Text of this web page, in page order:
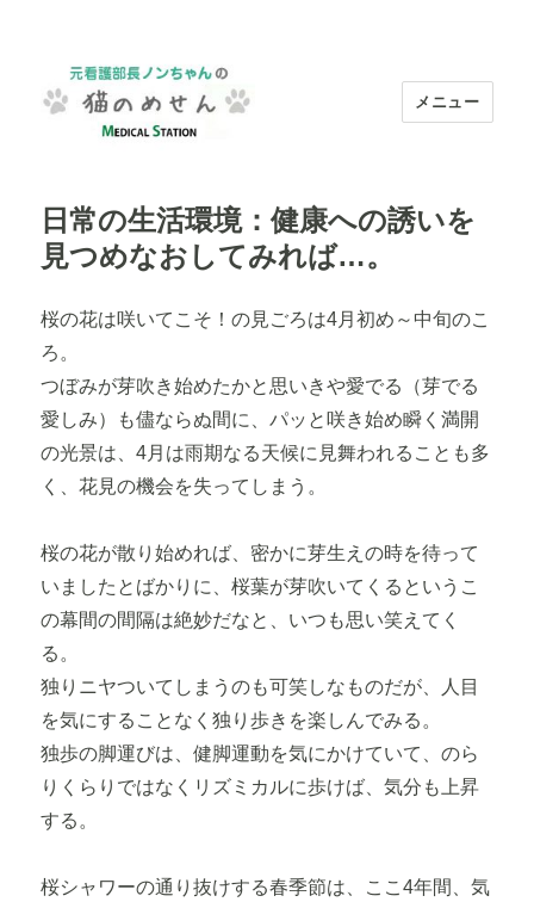
ん"｜看護師求人【メディカルステーシ
ョン】
メニュー
日常の生活環境：健康への誘いを
見つめなおしてみれば…。
桜の花は咲いてこそ！の見ごろは4月初め～中旬のこ
ろ。
つぼみが芽吹き始めたかと思いきや愛でる（芽でる
愛しみ）も儘ならぬ間に、パッと咲き始め瞬く満開
の光景は、4月は雨期なる天候に見舞われることも多
く、花見の機会を失ってしまう。
桜の花が散り始めれば、密かに芽生えの時を待って
いましたとばかりに、桜葉が芽吹いてくるというこ
の幕間の間隔は絶妙だなと、いつも思い笑えてく
る。
独りニヤついてしまうのも可笑しなものだが、人目
を気にすることなく独り歩きを楽しんでみる。
独歩の脚運びは、健脚運動を気にかけていて、のら
りくらりではなくリズミカルに歩けば、気分も上昇
する。
桜シャワーの通り抜けする春季節は、ここ4年間、気